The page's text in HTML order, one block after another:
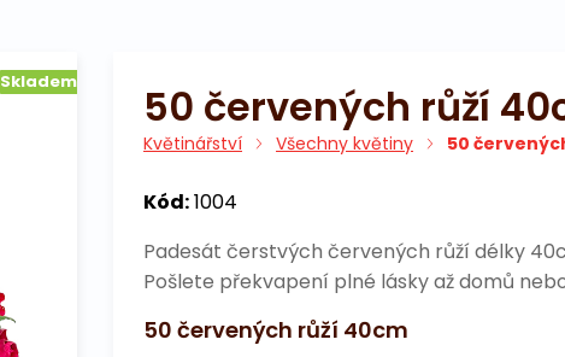
Skladem 50 červených růží
Květinářství Všechny květiny 50
Kód:1004
Padesát čerstvých červených růží délky
Pošlete překvapení plné lásky až domů
50 červených růží 40cm